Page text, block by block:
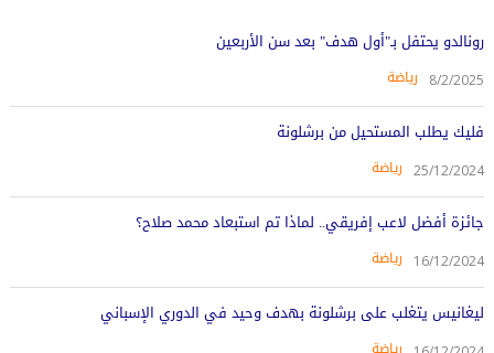
رونالدو يحتفل بـ"أول هدف" بعد سن الأربعين
8/2/2025 رياضة
فليك يطلب المستحيل من برشلونة
25/12/2024 رياضة
جائزة أفضل لاعب إفريقي.. لماذا تم استبعاد محمد صلاح؟
16/12/2024 رياضة
ليغانيس يتغلب على برشلونة بهدف وحيد في الدوري الإسباني